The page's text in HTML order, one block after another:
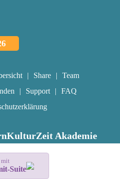
Share
Team
Support
FAQ
Akademie
mit
Suite